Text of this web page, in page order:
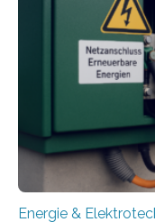
Konzepten zur
sektorübergreifend
Projekt startete am
von drei Jahren
Millionen Euro,
Ministerium für
Energie &